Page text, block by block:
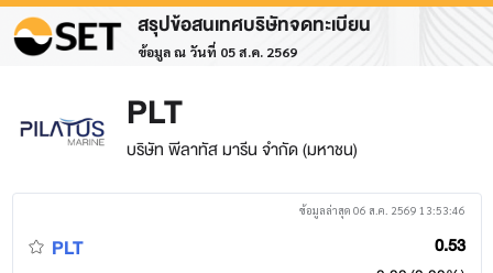
สรุปข้อสนเทศบริษัทจดทะเบียน
ข้อมูล ณ วันที่ 05 ส.ค. 2569
PLT
บริษัท พีลาทัส มารีน จำกัด (มหาชน)
ข้อมูลล่าสุด 06 ส.ค. 2569 13:53:46
PLT 0.53